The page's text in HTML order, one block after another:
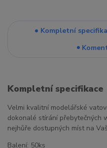
Kompletní
Kompletní specifikace
Velmi kvalitní modelářské
dokonalé stírání přebytečných
nejhůře dostupných míst na
Balení: 50ks